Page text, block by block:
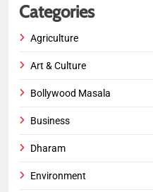
Categories
Agriculture
Art & Culture
Bollywood Masala
Business
Dharam
Environment